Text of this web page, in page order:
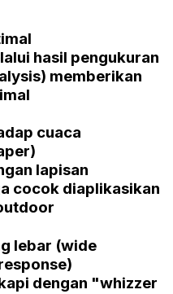
hasil pengukuran
memberikan
cuaca
lapisan
cocok diaplikasikan
lebar (wide
dengan "whizzer